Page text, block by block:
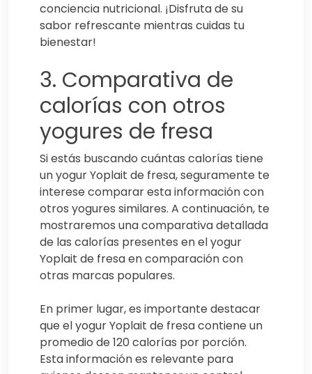
conciencia nutricional. ¡Disfruta de su
sabor refrescante mientras cuidas tu
bienestar!
3. Comparativa de
calorías con otros
yogures de fresa
Si estás buscando cuántas calorías tiene
un yogur Yoplait de fresa, seguramente te
interese comparar esta información con
otros yogures similares. A continuación, te
mostraremos una comparativa detallada
de las calorías presentes en el yogur
Yoplait de fresa en comparación con
otras marcas populares.
En primer lugar, es importante destacar
que el yogur Yoplait de fresa contiene un
promedio de 120 calorías por porción.
Esta información es relevante para